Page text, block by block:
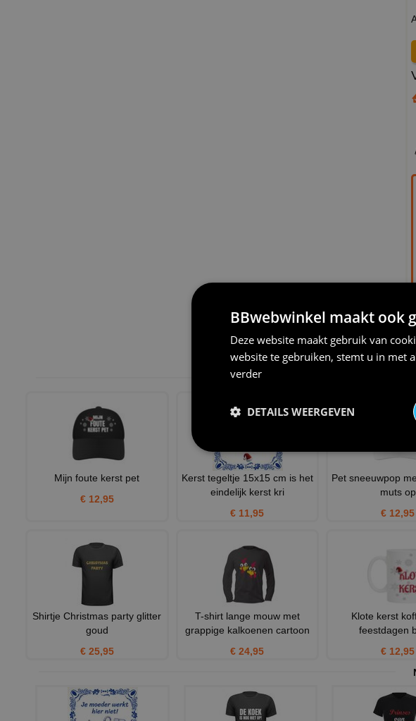
Mijn foute kerst pet
€ 12,95
Kerst tegeltje 15x15 cm is het
eindelijk kerst kri
€ 11,95
Pet sneeuwpop
muts op
€ 12,95
Shirtje Christmas party glitter
goud
€ 25,95
T-shirt lange mouw met
grappige kalkoenen cartoon
€ 24,95
Klote kerst
feestdagen
€ 12,95
BBwebwinkel maakt ook
Deze website maakt gebruik van
website te gebruiken, stemt u in met
verder
DETAILS WEERGEVEN